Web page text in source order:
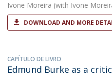
Ivone Moreira (with Ivone
DOWNLOAD AND MORE
CAPÍTULO DE LIVRO
Edmund Burke as a